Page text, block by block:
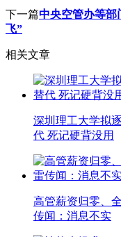
下一篇中央空管办等部
飞”
相关文章
深圳理工大学拟
代 死记硬背没用
高管薪资归零、
传闻：消息不实